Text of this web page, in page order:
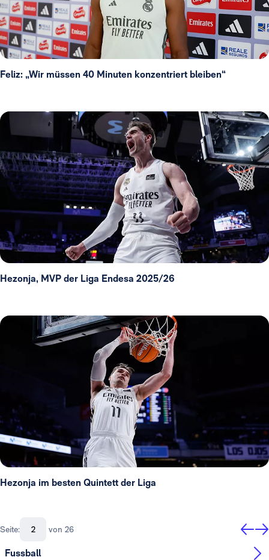
Feliz: „Wir müssen 40 Minuten konzentriert bleiben“
Hezonja, MVP der Liga Endesa 2025/26
Hezonja im besten Quintett der Liga
Seite: von 26
Fussball